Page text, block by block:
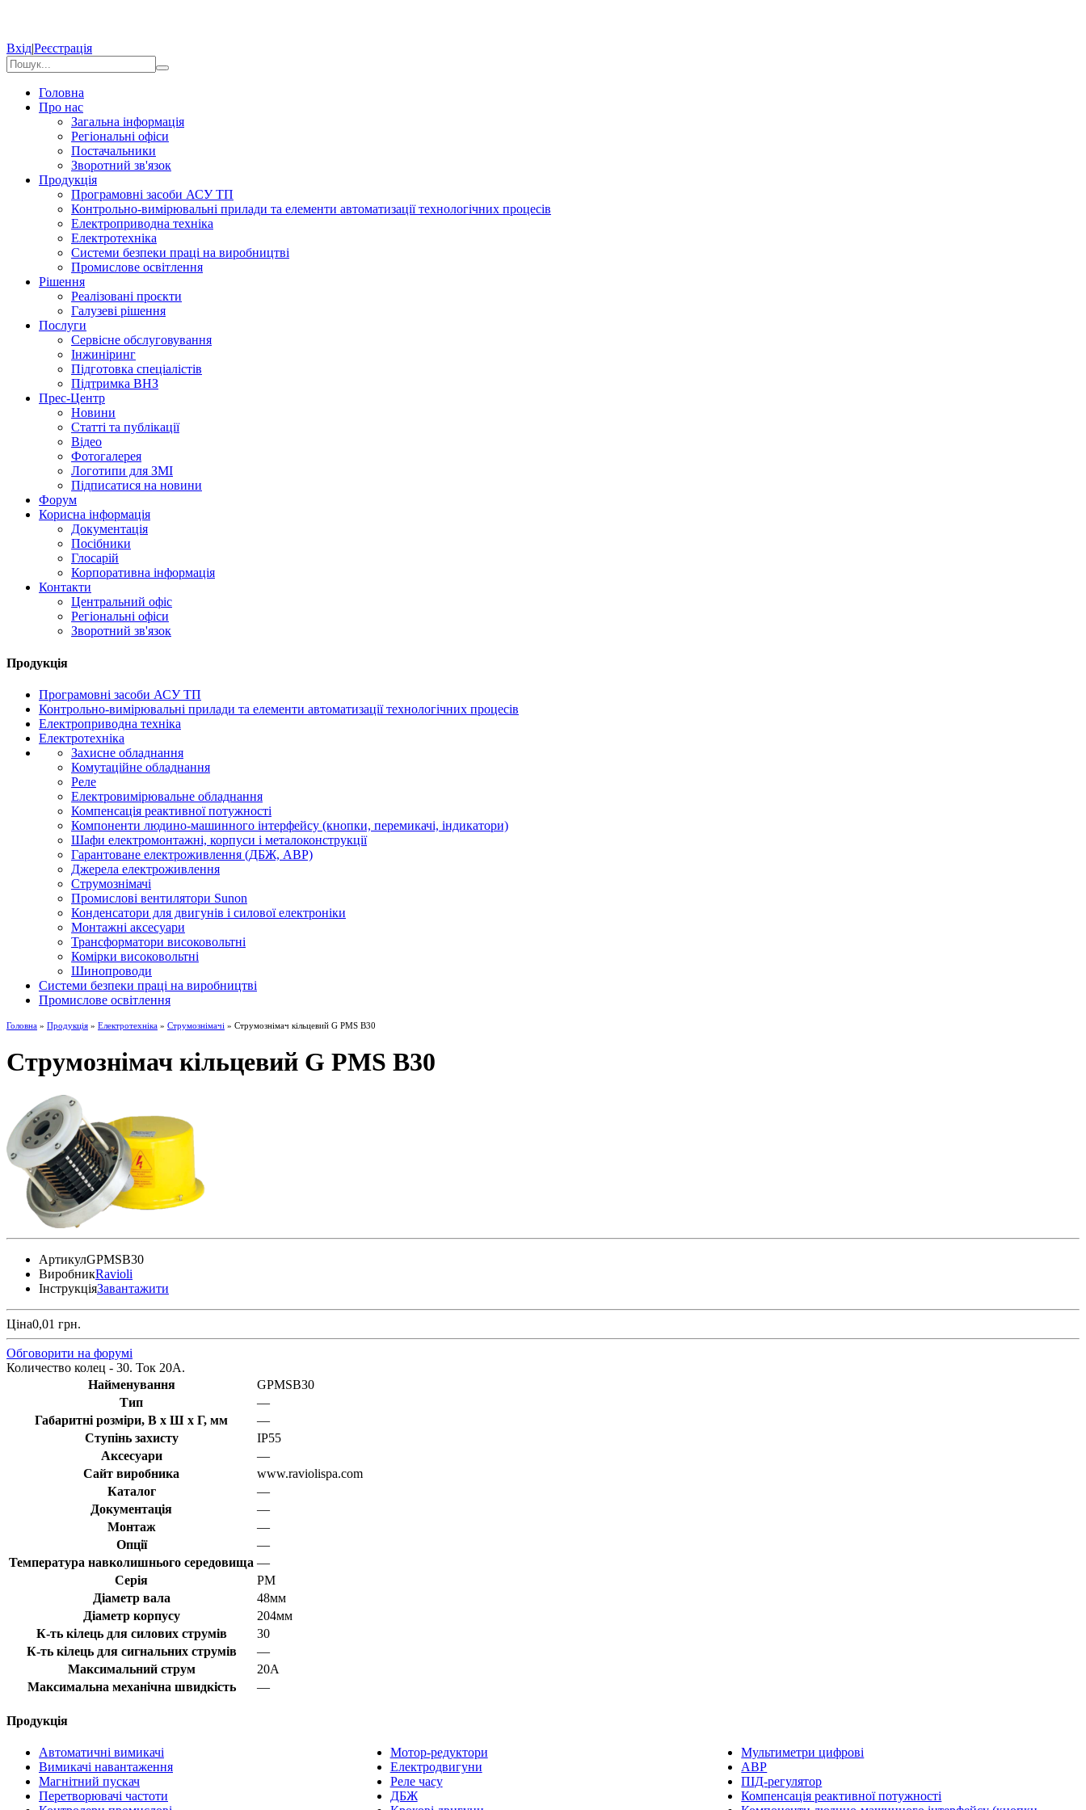
Вхід|Реєстрація
Головна
Про нас
Загальна інформація
Регіональні офіси
Постачальники
Зворотний зв'язок
Продукція
Програмовні засоби АСУ ТП
Контрольно-вимірювальні прилади та елементи автоматизації технологічних процесів
Електроприводна техніка
Електротехніка
Системи безпеки праці на виробництві
Промислове освітлення
Рішення
Реалізовані проєкти
Галузеві рішення
Послуги
Сервісне обслуговування
Інжиніринг
Підготовка спеціалістів
Підтримка ВНЗ
Прес-Центр
Новини
Статті та публікації
Відео
Фотогалерея
Логотипи для ЗМІ
Підписатися на новини
Форум
Корисна інформація
Документація
Посібники
Глосарій
Корпоративна інформація
Контакти
Центральний офіс
Регіональні офіси
Зворотний зв'язок
Продукція
Програмовні засоби АСУ ТП
Контрольно-вимірювальні прилади та елементи автоматизації технологічних процесів
Електроприводна техніка
Електротехніка
Захисне обладнання
Комутаційне обладнання
Реле
Електровимірювальне обладнання
Компенсація реактивної потужності
Компоненти людино-машинного інтерфейсу (кнопки, перемикачі, індикатори)
Шафи електромонтажні, корпуси і металоконструкції
Гарантоване електроживлення (ДБЖ, АВР)
Джерела електроживлення
Струмознімачі
Промислові вентилятори Sunon
Конденсатори для двигунів і силової електроніки
Монтажні аксесуари
Трансформатори високовольтні
Комірки високовольтні
Шинопроводи
Системи безпеки праці на виробництві
Промислове освітлення
Головна » Продукція » Електротехніка » Струмознімачі » Струмознімач кільцевий G PMS B30
Струмознімач кільцевий G PMS B30
АртикулGPMSB30
ВиробникRavioli
ІнструкціяЗавантажити
Ціна0,01 грн.
Обговорити на форумі
Количество колец - 30. Ток 20А.
Найменування
GPMSB30
Тип
—
Габаритні розміри, В х Ш х Г, мм
—
Ступінь захисту
IP55
Аксесуари
—
Сайт виробника
www.raviolispa.com
Каталог
—
Документація
—
Монтаж
—
Опції
—
Температура навколишнього середовища —
Серія
PM
Діаметр вала
48мм
Діаметр корпусу
204мм
К-ть кілець для силових струмів
30
К-ть кілець для сигнальних струмів
—
Максимальний струм
20А
Максимальна механічна швидкість
—
Продукція
Автоматичні вимикачі
Вимикачі навантаження
Магнітний пускач
Перетворювачі частоти
Мотор-редуктори
Електродвигуни
Реле часу
ДБЖ
Мультиметри цифрові
АВР
ПІД-регулятор
Компенсація реактивної потужності